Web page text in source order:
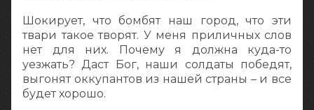
Шокирует, что бомбят наш город, что эти
твари такое творят. У меня приличных слов
нет для них. Почему я должна куда-то
уезжать? Даст Бог, наши солдаты победят,
выгонят оккупантов из нашей страны – и все
будет хорошо.